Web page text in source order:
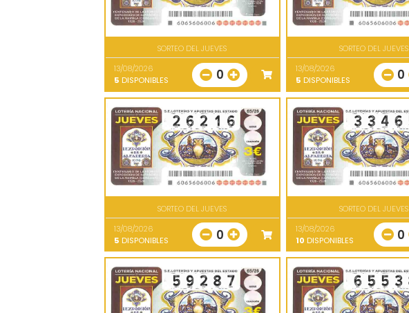
SORTEO DEL JUEVES
13/08/2026
5 DISPONIBLES 0
SORTEO DEL JUEVES
13/08/2026
5 DISPONIBLES 0
SORTEO DEL JUEVES
13/08/2026
5 DISPONIBLES 0
SORTEO DEL JUEVES
13/08/2026
10 DISPONIBLES 0